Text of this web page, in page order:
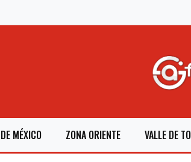
MÉXICO ZONA ORIENTE VALLE DE